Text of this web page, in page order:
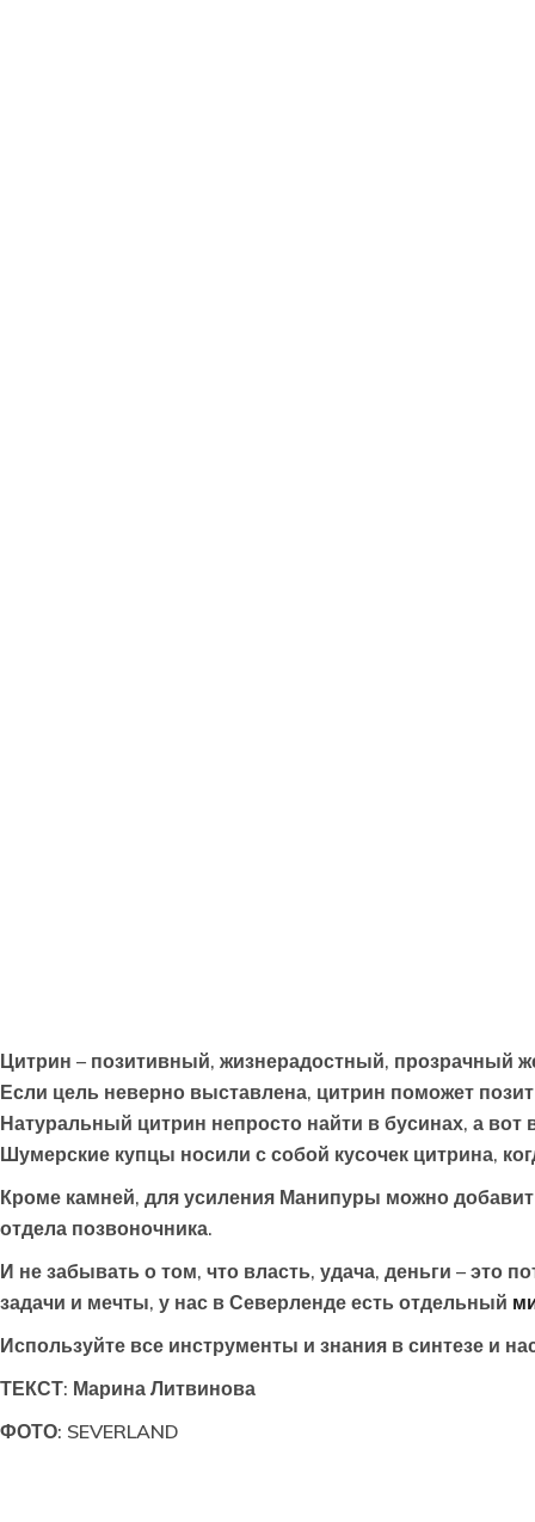
Цитрин – позитивный, жизнерадостный, прозрачный
Если цель неверно выставлена, цитрин поможет
Натуральный цитрин непросто найти в бусинах, а
Шумерские купцы носили с собой кусочек цитрина,
Кроме камней, для усиления Манипуры можно
отдела позвоночника.
И не забывать о том, что власть, удача, деньги – это
задачи и мечты, у нас в Северленде есть отдельный
Используйте все инструменты и знания в синтезе и
ТЕКСТ: Марина Литвинова
ФОТО: SEVERLAND